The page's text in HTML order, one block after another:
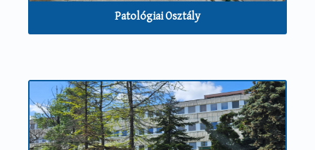
Patológiai Osztály